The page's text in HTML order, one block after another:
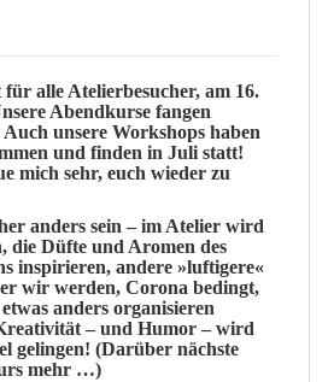
für alle Atelierbesucher, am 16.
Abendkurse fangen
unsere Workshops haben
und finden in Juli statt!
mich sehr, euch wieder zu
anders sein – im Atelier wird
die Düfte und Aromen des
inspirieren, andere »luftigere«
wir werden, Corona bedingt,
anders organisieren
– und Humor – wird
gelingen! (Darüber nächste
mehr …)